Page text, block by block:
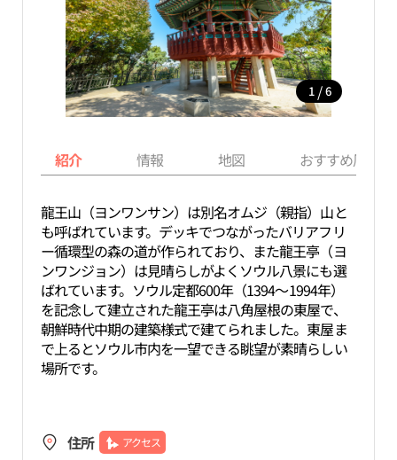
1 / 6
紹介 情報 地図 おすすめ周辺
龍王山（ヨンワンサン）は別名オムジ（親指）山と
も呼ばれています。デッキでつながったバリアフリ
ー循環型の森の道が作られており、また龍王亭（ヨ
ンワンジョン）は見晴らしがよくソウル八景にも選
ばれています。ソウル定都600年（1394～1994年）
を記念して建立された龍王亭は八角屋根の東屋で、
朝鮮時代中期の建築様式で建てられました。東屋ま
で上るとソウル市内を一望できる眺望が素晴らしい
場所です。
住所 アクセス